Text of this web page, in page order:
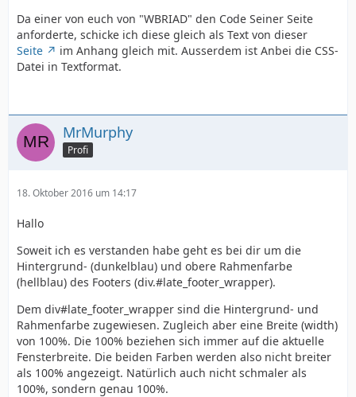
Da einer von euch von "WBRIAD" den Code Seiner Seite
anforderte, schicke ich diese gleich als Text von dieser
Seite
im Anhang gleich mit. Ausserdem ist Anbei die CSS-
Datei in Textformat.
MrMurphy
Profi
18. Oktober 2016 um 14:17
Hallo
Soweit ich es verstanden habe geht es bei dir um die
Hintergrund- (dunkelblau) und obere Rahmenfarbe
(hellblau) des Footers (div.#late_footer_wrapper).
Dem div#late_footer_wrapper sind die Hintergrund- und
Rahmenfarbe zugewiesen. Zugleich aber eine Breite (width)
von 100%. Die 100% beziehen sich immer auf die aktuelle
Fensterbreite. Die beiden Farben werden also nicht breiter
als 100% angezeigt. Natürlich auch nicht schmaler als
100%, sondern genau 100%.